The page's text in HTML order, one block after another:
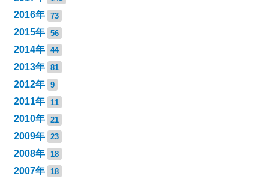
2016年 73
2015年 56
2014年 44
2013年 81
2012年 9
2011年 11
2010年 21
2009年 23
2008年 18
2007年 18